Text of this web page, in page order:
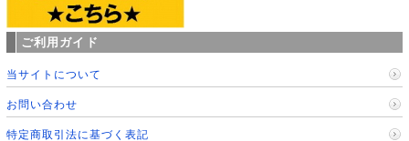
ご利用ガイド
当サイトについて
お問い合わせ
特定商取引法に基づく表記